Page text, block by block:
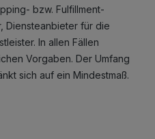
bzw. Fulfillment-
Diensteanbieter für die
In allen Fällen
Vorgaben. Der Umfang
sich auf ein Mindestmaß.